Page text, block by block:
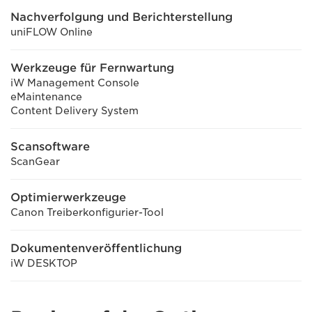
Nachverfolgung und Berichterstellung
uniFLOW Online
Werkzeuge für Fernwartung
iW Management Console
eMaintenance
Content Delivery System
Scansoftware
ScanGear
Optimierwerkzeuge
Canon Treiberkonfigurier-Tool
Dokumentenveröffentlichung
iW DESKTOP